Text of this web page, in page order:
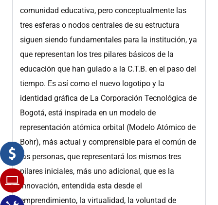
comunidad educativa, pero conceptualmente las
tres esferas o nodos centrales de su estructura
siguen siendo fundamentales para la institución, ya
que representan los tres pilares básicos de la
educación que han guiado a la C.T.B. en el paso del
tiempo. Es así como el nuevo logotipo y la
identidad gráfica de La Corporación Tecnológica de
Bogotá, está inspirada en un modelo de
representación atómica orbital (Modelo Atómico de
Bohr), más actual y comprensible para el común de
las personas, que representará los mismos tres
pilares iniciales, más uno adicional, que es la
innovación, entendida esta desde el
emprendimiento, la virtualidad, la voluntad de